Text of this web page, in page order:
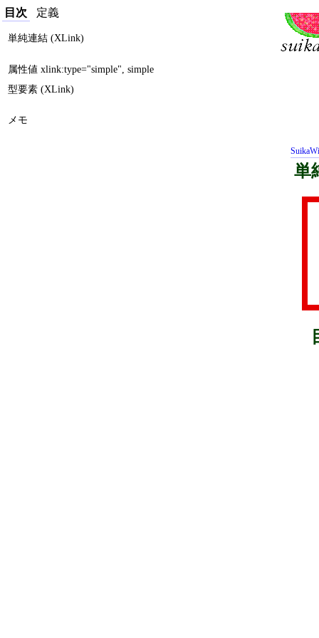
単
目次 定義
単純連結 (XLink)
属性値 xlink:type="simple", simple
型要素 (XLink)
メモ